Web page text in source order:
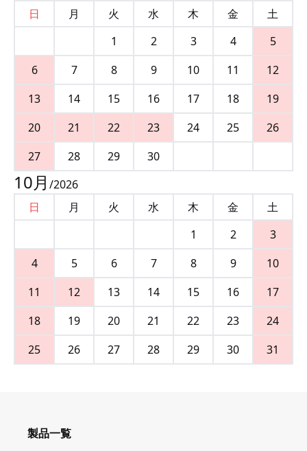
日
月 火 水 木 金
土
1
2 3 4
5
6
7 8 9 10 11
12
13
14 15 16 17 18
19
20
21 22 23 24 25
26
27
28 29 30
10月 /2026
日
月 火 水 木 金
土
1
2
3
4
5 6 7 8 9
10
11
12 13 14 15 16
17
18
19 20 21 22 23
24
25
26 27 28 29 30 31
製品一覧